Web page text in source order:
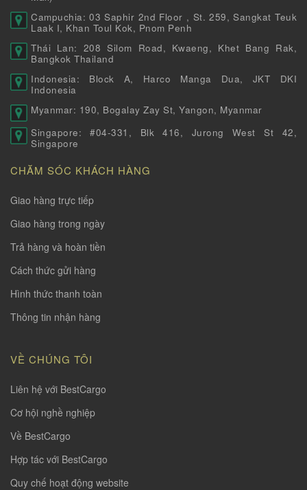
Campuchia: 03 Saphir 2nd Floor , St. 259, Sangkat Teuk
Laak I, Khan Toul Kok, Pnom Penh
Thái Lan: 208 Silom Road, Kwaeng, Khet Bang Rak,
Bangkok Thailand
Indonesia: Block A, Harco Manga Dua, JKT DKI
Indonesia
Myanmar: 190, Bogalay Zay St, Yangon, Myanmar
Singapore: #04-331, Blk 416, Jurong West St 42,
Singapore
CHĂM SÓC KHÁCH HÀNG
Giao hàng trực tiếp
Giao hàng trong ngày
Trả hàng và hoàn tiền
Cách thức gửi hàng
Hình thức thanh toàn
Thông tin nhận hàng
VỀ CHÚNG TÔI
Liên hệ với BestCargo
Cơ hội nghề nghiệp
Về BestCargo
Hợp tác với BestCargo
Quy chế hoạt động website